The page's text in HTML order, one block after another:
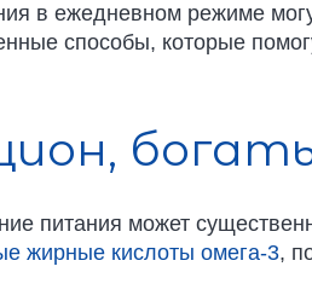
в ежедневном режиме
способы, которые
питания может
жирные кислоты омега-3,